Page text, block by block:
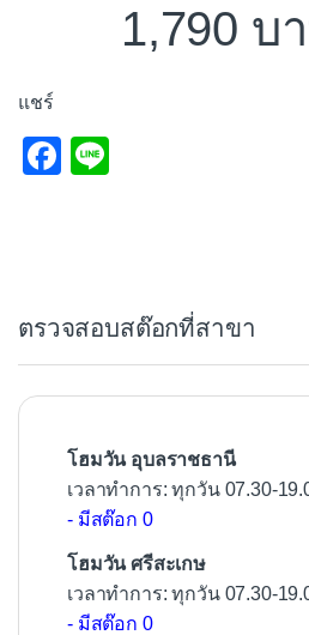
1,790
แชร์
F
o
o
ตรวจสอบสต๊อกที่สาขา
โฮมวัน อุบลราชธานี
เวลาทำการ: ทุกวัน 07.30-
- มีสต๊อก 0
โฮมวัน ศรีสะเกษ
เวลาทำการ: ทุกวัน 07.30-
- มีสต๊อก 0